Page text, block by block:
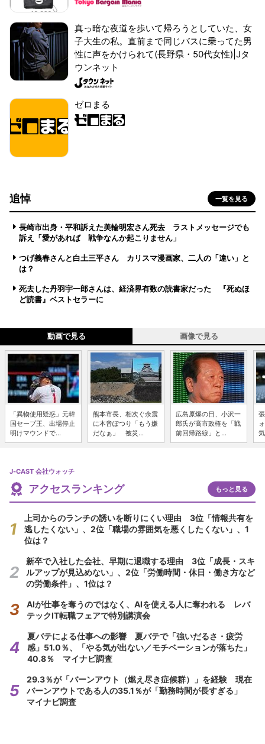
真っ暗な夜道を歩いて帰ろうとしていた、女
子大生の私。直前まで同じバスに乗ってた男
性に声をかけられて(長野県・50代女性)|Jタ
ウンネット
ゼロまる
追悼 一覧を見る
長崎市出身・平和訴えた美輪明宏さん死去 ラストメッセージでも
訴え「愛があれば 戦争なんか起こりません」
つげ義春さんと白土三平さん カリスマ漫画家、二人の「違い」と
は？
死去した丹羽宇一郎さんは、経済界有数の読書家だった 『死ぬほ
ど読書』ベストセラーに
動画で見る 画像で見る
「異物使用疑惑」元韓
国セーブ王、出場停止
明けマウンドで...
熊本市長、相次ぐ余震
に本音ぽつり「もう嫌
だなぁ」 被災...
広島原爆の日、小沢一
郎氏が高市政権を「戦
前回帰路線」と...
J-CAST 会社ウォッチ
アクセスランキング もっと見る
上司からのランチの誘いを断りにくい理由 3位「情報共有を
逃したくない」、2位「職場の雰囲気を悪くしたくない」、1
位は？
新卒で入社した会社、早期に退職する理由 3位「成長・スキ
ルアップが見込めない」、2位「労働時間・休日・働き方など
の労働条件」、1位は？
AIが仕事を奪うのではなく、AIを使える人に奪われる レバ
テックIT転職フェアで特別講演会
夏バテによる仕事への影響 夏バテで「強いだるさ・疲労
感」51.0％、「やる気が出ない／モチベーションが落ちた」
40.8％ マイナビ調査
29.3％が「バーンアウト（燃え尽き症候群）」を経験 現在
バーンアウトである人の35.1％が「勤務時間が長すぎる」
マイナビ調査